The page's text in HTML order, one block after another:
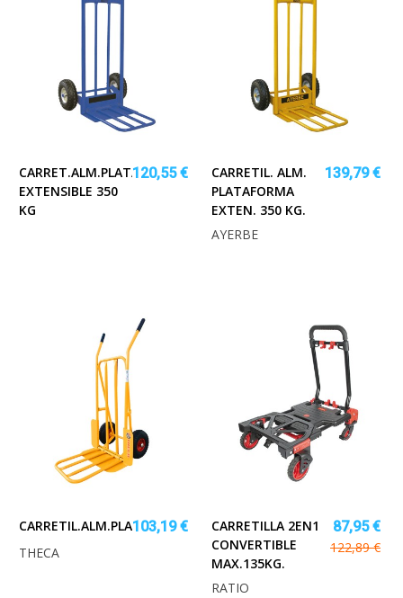
CARRET.ALM.PLATAFORMA
EXTENSIBLE 350
KG
120,55 €
CARRETIL. ALM.
PLATAFORMA
EXTEN. 350 KG.
139,79 €
AYERBE
CARRETIL.ALM.PLATAFORM.EXTEN.350KG.THECA
103,19 €
THECA
CARRETILLA 2EN1
CONVERTIBLE
MAX.135KG.
87,95 €
122,89 €
RATIO